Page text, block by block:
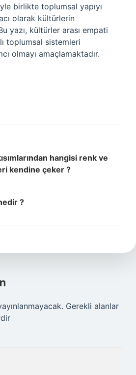
birlikte toplumsal yapıyı
olarak kültürlerin
yazı, kültürler arası empati
toplumsal sistemleri
olmayı amaçlamaktadır.
hangisi renk ve
kendine çeker ?
?
Gerekli alanlar